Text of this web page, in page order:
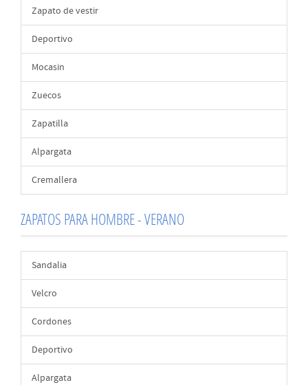
Zapato de vestir
Deportivo
Mocasin
Zuecos
Zapatilla
Alpargata
Cremallera
ZAPATOS PARA HOMBRE - VERANO
Sandalia
Velcro
Cordones
Deportivo
Alpargata